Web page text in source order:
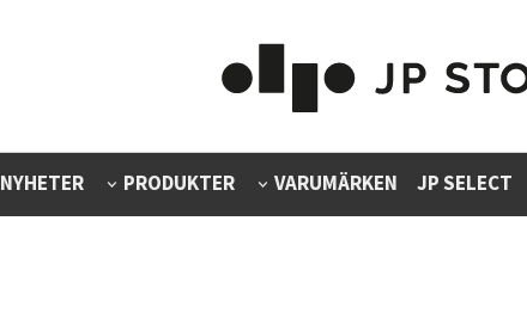
NYHETER PRODUKTER VARUMÄRKEN JP SELECT